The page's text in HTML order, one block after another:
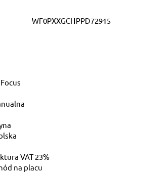
WF0PXXGCHPPD72915
VAT 23%
na placu